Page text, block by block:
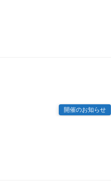
開催のお知らせ